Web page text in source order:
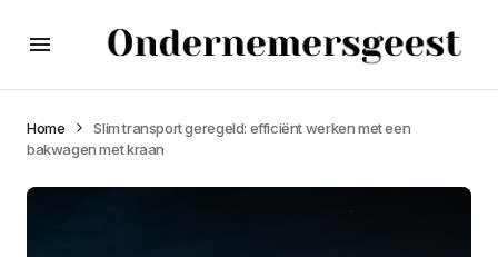
Home
Slim transport geregeld: efficiënt werken met een
bakwagen met kraan